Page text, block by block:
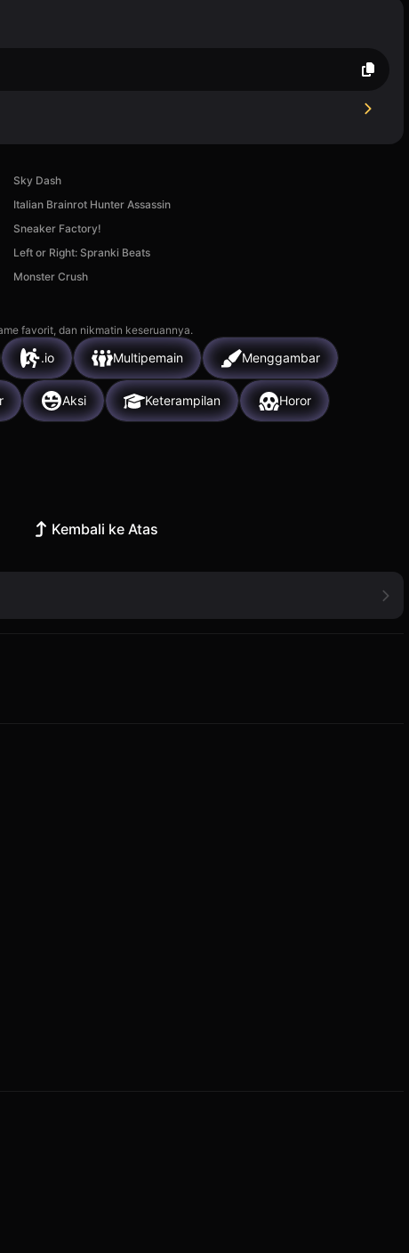
Sky Dash
Italian Brainrot Hunter Assassin
Sneaker Factory!
Left or Right: Spranki Beats
Monster Crush
favorit, dan nikmatin keseruannya.
.io Multipemain Menggambar
Aksi Keterampilan Horor
Kembali ke Atas